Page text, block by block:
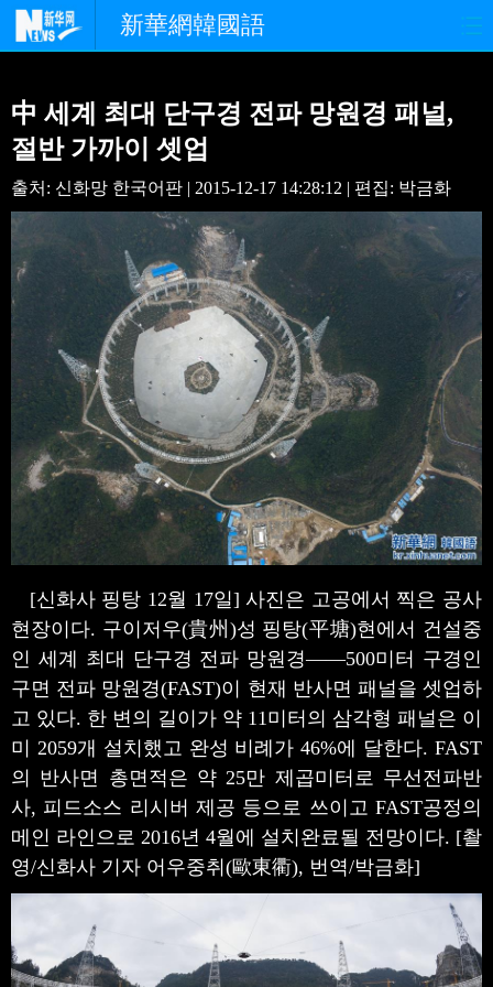
新華網韓國語
경제
중한교류 핫 TV 문화
연예 관광 오피니언
생생 중국어
中 세계 최대 단구경 전파 망원경 패널,
절반 가까이 셋업
출처: 신화망 한국어판 | 2015-12-17 14:28:12 | 편집: 박금화
[신화사 핑탕 12월 17일] 사진은 고공에서 찍은 공사
현장이다. 구이저우(貴州)성 핑탕(平塘)현에서 건설중
인 세계 최대 단구경 전파 망원경——500미터 구경인
구면 전파 망원경(FAST)이 현재 반사면 패널을 셋업하
고 있다. 한 변의 길이가 약 11미터의 삼각형 패널은 이
미 2059개 설치했고 완성 비례가 46%에 달한다. FAST
의 반사면 총면적은 약 25만 제곱미터로 무선전파반
사, 피드소스 리시버 제공 등으로 쓰이고 FAST공정의
메인 라인으로 2016년 4월에 설치완료될 전망이다. [촬
영/신화사 기자 어우중취(歐東衢), 번역/박금화]